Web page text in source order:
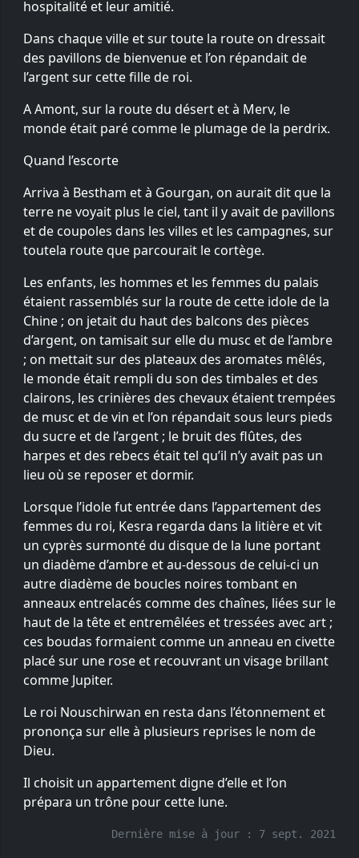
hospitalité et leur amitié.
Dans chaque ville et sur toute la route on dressait
des pavillons de bienvenue et l’on répandait de
l’argent sur cette fille de roi.
A Amont, sur la route du désert et à Merv, le
monde était paré comme le plumage de la perdrix.
Quand l’escorte
Arriva à Bestham et à Gourgan, on aurait dit que la
terre ne voyait plus le ciel, tant il y avait de pavillons
et de coupoles dans les villes et les campagnes, sur
toutela route que parcourait le cortège.
Les enfants, les hommes et les femmes du palais
étaient rassemblés sur la route de cette idole de la
Chine ; on jetait du haut des balcons des pièces
d’argent, on tamisait sur elle du musc et de l’ambre
; on mettait sur des plateaux des aromates mêlés,
le monde était rempli du son des timbales et des
clairons, les crinières des chevaux étaient trempées
de musc et de vin et l’on répandait sous leurs pieds
du sucre et de l’argent ; le bruit des flûtes, des
harpes et des rebecs était tel qu’il n’y avait pas un
lieu où se reposer et dormir.
Lorsque l’idole fut entrée dans l’appartement des
femmes du roi, Kesra regarda dans la litière et vit
un cyprès surmonté du disque de la lune portant
un diadème d’ambre et au-dessous de celui-ci un
autre diadème de boucles noires tombant en
anneaux entrelacés comme des chaînes, liées sur le
haut de la tête et entremêlées et tressées avec art ;
ces boudas formaient comme un anneau en civette
placé sur une rose et recouvrant un visage brillant
comme Jupiter.
Le roi Nouschirwan en resta dans l’étonnement et
prononça sur elle à plusieurs reprises le nom de
Dieu.
Il choisit un appartement digne d’elle et l’on
prépara un trône pour cette lune.
Dernière mise à jour : 7 sept. 2021